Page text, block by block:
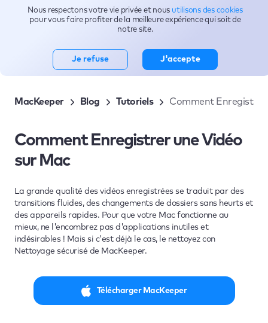
Sujets
MacKeeper Blog Tutoriels Comment Enregistrer
Comment Enregistrer une Vidéo
sur Mac
La grande qualité des vidéos enregistrées se traduit par des
transitions fluides, des changements de dossiers sans heurts et
des appareils rapides. Pour que votre Mac fonctionne au
mieux, ne l'encombrez pas d'applications inutiles et
indésirables ! Mais si c'est déjà le cas, le nettoyez con
Nettoyage sécurisé de MacKeeper.
Télécharger MacKeeper
Nous respectons votre vie privée et nous utilisons des cookies
pour vous faire profiter de la meilleure expérience qui soit de
notre site.
Je refuse J'accepte